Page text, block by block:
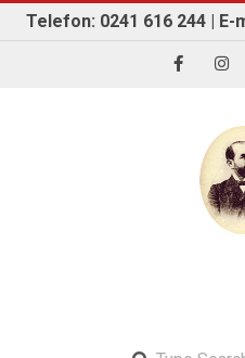
SkipTelefon: 0241 616 244 |